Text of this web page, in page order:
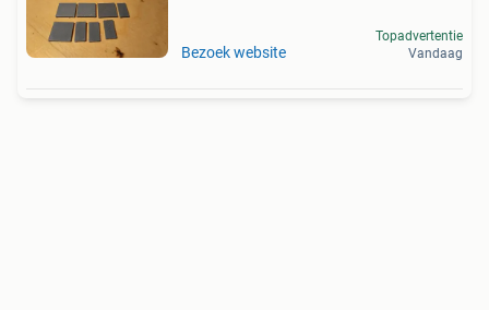
Bezoek website
Topadvertentie
Vandaag